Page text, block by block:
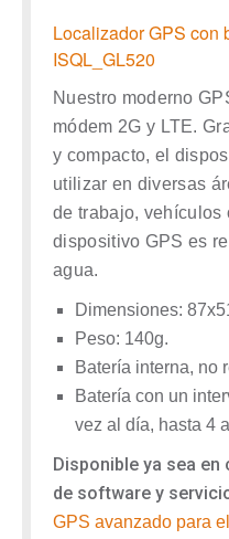
Localizador GPS con
ISQL_GL520
Nuestro moderno
módem 2G y LTE.
y compacto, el
utilizar en diversas
de trabajo, vehículos
dispositivo GPS es
agua.
Dimensiones:
Peso: 140g.
Batería interna, no
Batería con un
vez al día, hasta 4
Disponible ya sea
de software y
GPS avanzado para